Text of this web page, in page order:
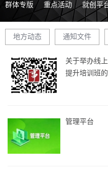
群体专版 重点活动 就创平
地方动态 通知文件
关于举办线
提升培训班
管理平台